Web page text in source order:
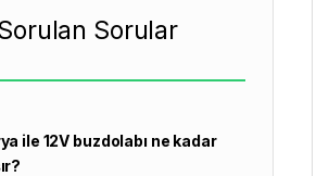
Sorular
ile 12V buzdolabı ne kadar